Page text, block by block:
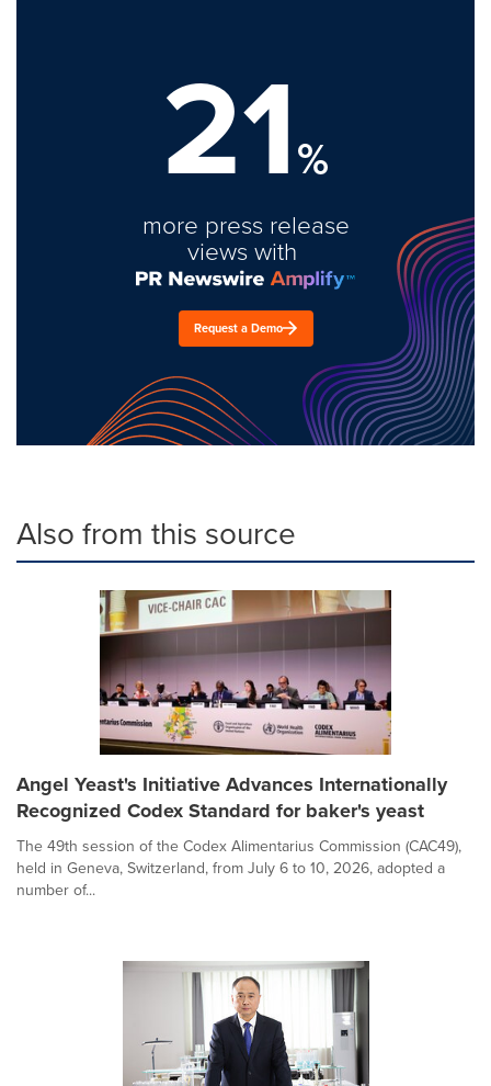
21%
more press release
views with
Request a Demo
Also from this source
Angel Yeast's Initiative Advances Internationally
Recognized Codex Standard for baker's yeast
The 49th session of the Codex Alimentarius Commission (CAC49),
held in Geneva, Switzerland, from July 6 to 10, 2026, adopted a
number of...